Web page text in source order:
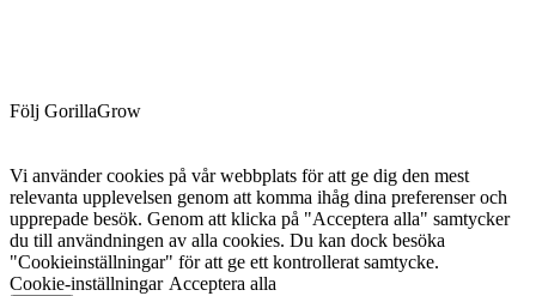
Följ GorillaGrow
Vi använder cookies på vår webbplats för att ge dig den mest
relevanta upplevelsen genom att komma ihåg dina preferenser och
upprepade besök. Genom att klicka på "Acceptera alla" samtycker
du till användningen av alla cookies. Du kan dock besöka
"Cookieinställningar" för att ge ett kontrollerat samtycke.
Cookie-inställningar Acceptera alla